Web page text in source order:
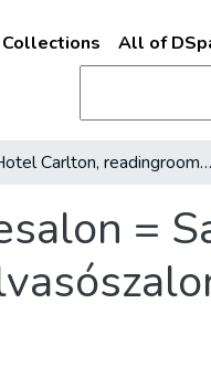
All of
Hotel Carlton, readingroom = Lesesalon = Salon de lecture = Salone di lettura [Hotel Carlton Olvasószalon]
=